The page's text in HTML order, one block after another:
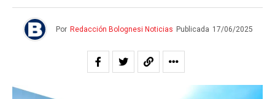
Por Redacción Bolognesi Noticias Publicada 17/06/2025